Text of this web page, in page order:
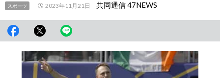
スポーツ 2023年11月21日 共同通信 47NEWS